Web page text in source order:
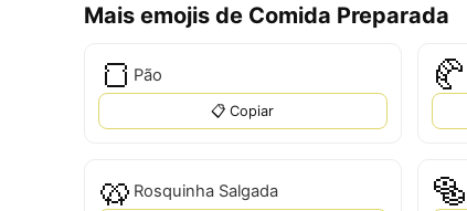
Mais emojis de Comida Preparada
🍞 Pão
📋 Copiar
🥐
🥨 Rosquinha Salgada 🥯